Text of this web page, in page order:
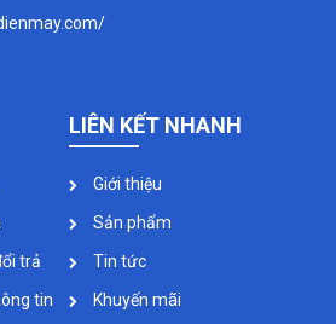
trả
tin
LIÊN KẾT NHANH
Giới thiệu
Sản phẩm
Tin tức
Khuyến mãi